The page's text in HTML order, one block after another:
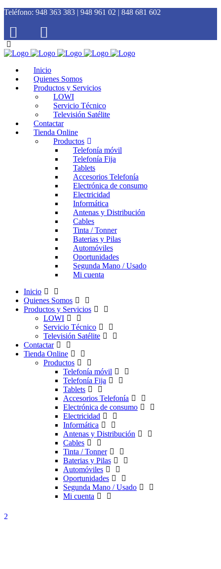
Teléfono: 948 363 383 | 948 961 02 | 848 681 602
Inicio
Quienes Somos
Productos y Servicios
LOWI
Servicio Técnico
Televisión Satélite
Contactar
Tienda Online
Productos
Telefonía móvil
Telefonía Fija
Tablets
Accesorios Telefonía
Electrónica de consumo
Electricidad
Informática
Antenas y Distribución
Cables
Tinta / Tonner
Baterias y Pilas
Automóviles
Oportunidades
Segunda Mano / Usado
Mi cuenta
Inicio
Quienes Somos
Productos y Servicios
LOWI
Servicio Técnico
Televisión Satélite
Contactar
Tienda Online
Productos
Telefonía móvil
Telefonía Fija
Tablets
Accesorios Telefonía
Electrónica de consumo
Electricidad
Informática
Antenas y Distribución
Cables
Tinta / Tonner
Baterias y Pilas
Automóviles
Oportunidades
Segunda Mano / Usado
Mi cuenta